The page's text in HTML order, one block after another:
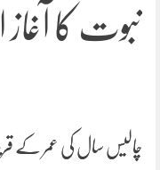
نبوت کا
چالیس سال کی عمر کے